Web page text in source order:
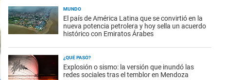
MUNDO
El país de América Latina que se convirtió en la
nueva potencia petrolera y hoy sella un acuerdo
histórico con Emiratos Árabes
¿QUÉ PASÓ?
Explosión o sismo: la versión que inundó las
redes sociales tras el temblor en Mendoza